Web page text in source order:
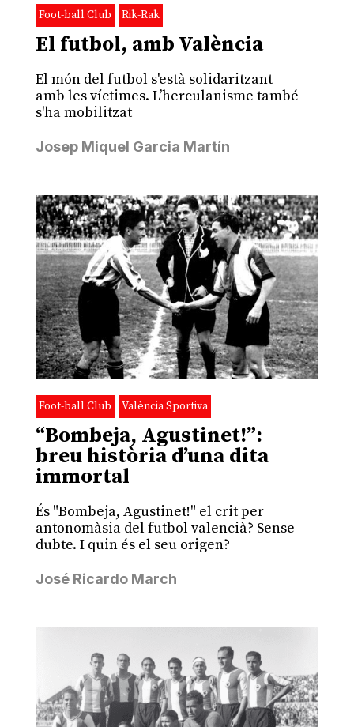
Foot-ball Club Rik-Rak
El futbol, amb València
El món del futbol s'està solidaritzant
amb les víctimes. L’herculanisme també
s'ha mobilitzat
Josep Miquel Garcia Martín
Foot-ball Club València Sportiva
“Bombeja, Agustinet!”:
breu història d’una dita
immortal
És "Bombeja, Agustinet!" el crit per
antonomàsia del futbol valencià? Sense
dubte. I quin és el seu origen?
José Ricardo March